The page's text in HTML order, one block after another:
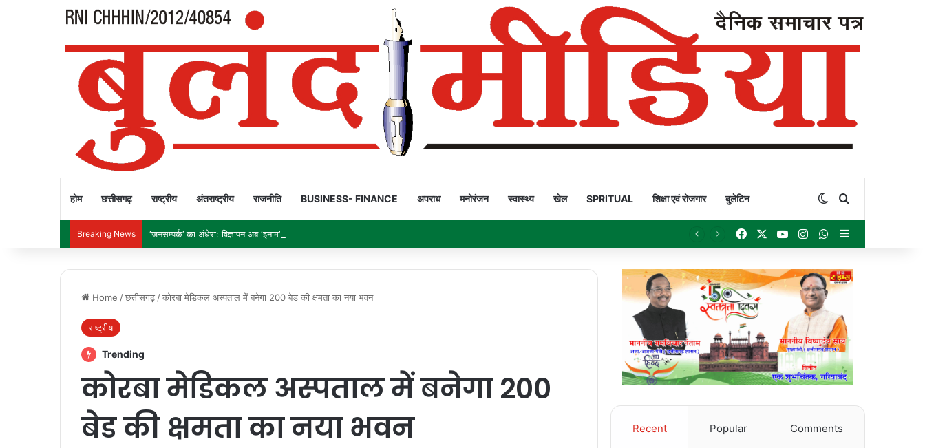
होम छत्तीसगढ़ राष्ट्रीय अंतराष्ट्रीय राजनीति BUSINESS- FINANCE अपराध मनोरंजन स्वास्थ्य खेल SPRITUAL शिक्षा एवं रोजगार बुलेटिन Switch skin
Breaking News ‘जनसम्पर्क’ का अंधेरा: विज्ञापन अब ‘इनाम’ नहीं, ‘हथियार’ है! FacebookYouTubeInstagramWhatsApp
Sidebar
Home /छत्तीसगढ़ /कोरबा मेडिकल अस्पताल में बनेगा 200 बेड की क्षमता का नया भवन
राष्ट्रीय
Trending
कोरबा मेडिकल अस्पताल में बनेगा 200
बेड की क्षमता का नया भवन
Recent Popular Comments